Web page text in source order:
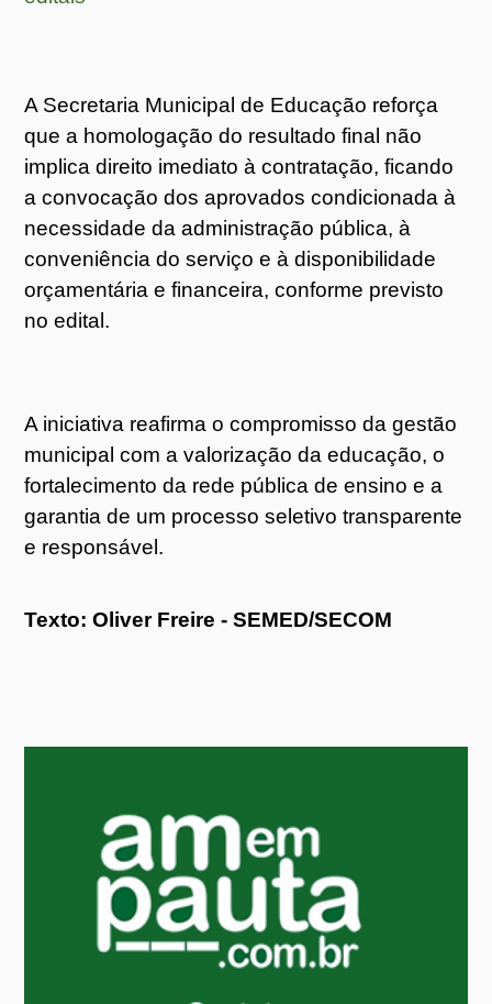
A Secretaria Municipal de Educação reforça
que a homologação do resultado final não
implica direito imediato à contratação, ficando
a convocação dos aprovados condicionada à
necessidade da administração pública, à
conveniência do serviço e à disponibilidade
orçamentária e financeira, conforme previsto
no edital.
A iniciativa reafirma o compromisso da gestão
municipal com a valorização da educação, o
fortalecimento da rede pública de ensino e a
garantia de um processo seletivo transparente
e responsável.
Texto: Oliver Freire - SEMED/SECOM